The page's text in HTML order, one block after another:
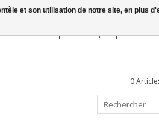
De Souhaits Mon Compte Se
0
et son utilisation de notre site, en plus